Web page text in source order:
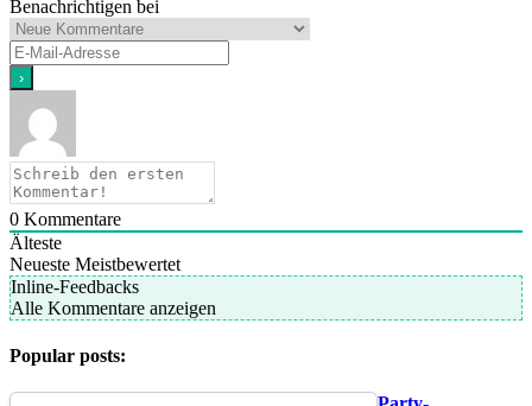
Benachrichtigen bei
0 Kommentare
Älteste
Neueste Meistbewertet
Inline-Feedbacks
Alle Kommentare anzeigen
Popular posts: